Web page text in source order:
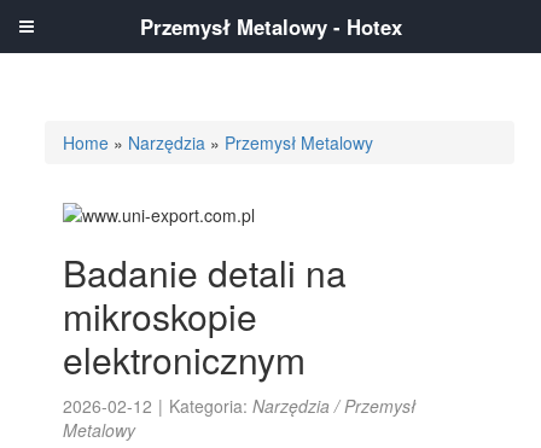
Home » Narzędzia » Przemysł Metalowy
Badanie detali na
mikroskopie
elektronicznym
2026-02-12 | Kategoria:Narzędzia / Przemysł
Metalowy
Przemysł Metalowy - Hotex